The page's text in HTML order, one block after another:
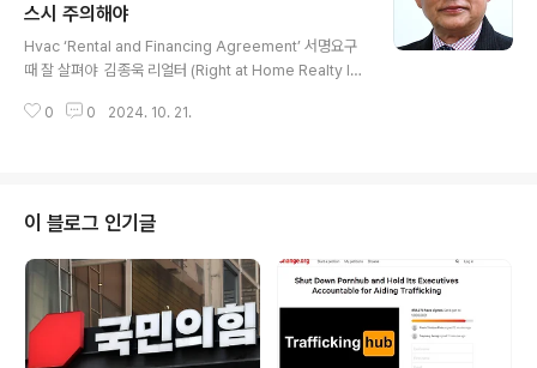
고 교역량 감소, 물가 상승, 성장률 둔화가 동시에 나타난
매우 혼란스러운 한 해였다. 이러한 여건 속에서 각국은 경
기 부양을 위해 기준금리를 인하하고 재정지출을 확대하는
정책을 추진하였으나, 미국·인도·중국을 제외..
스시 주의해야
Hvac ‘Rental and Financing Agreement’ 서명요구
때 잘 살펴야 김종욱 리얼터 (Right at Home Realty In
순환 시설)의 방문판매 (door-to-door sale)를 원천적
에 방문하여 에너지에 대한 평가, 감정을 해주겠다는 제안
에 동의했다. 며칠 후 방문한 B회사 직원은 모든 난방, 냉방
시설들을 점검하였고, 기존 장비들이 오래되었고, 성능이
많이 떨어진다며, 모두 교체 설치를 해주어야 한다고 강력
히 권고하였다.이 장..
0 0 2024. 10. 21.
이 블로그 인기글